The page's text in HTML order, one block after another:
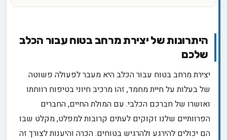
היתרונות של יצירת מרחב בטוח עבור הכלב
שלכם
יצירת מרחב בטוח עבור הכלב היא מעבר לפעולה פשוטה
של בעלות על חיית מחמד, זהו מרכיב חיוני בטיפוח רווחתו
ואושרו של חברכם הכלבי. עם המולת החיים, החברים
הפרוותיים שלנו זקוקים לעתים קרובות למפלט, מקלט שבו
הם יכולים להירגע ולהרגיש בטוחים. הכרה והיענות לצורך זה